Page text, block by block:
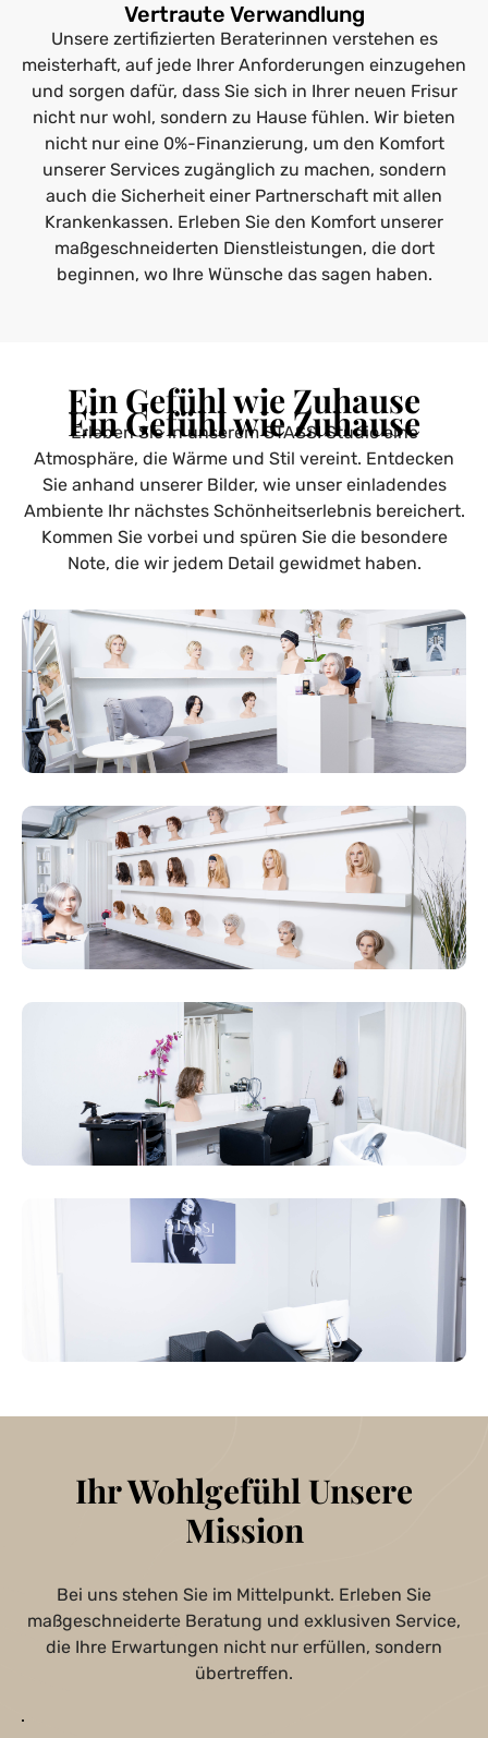
Vertraute Verwandlung
Unsere zertifizierten Beraterinnen verstehen es
meisterhaft, auf jede Ihrer Anforderungen einzugehen
und sorgen dafür, dass Sie sich in Ihrer neuen Frisur
nicht nur wohl, sondern zu Hause fühlen. Wir bieten
nicht nur eine 0%-Finanzierung, um den Komfort
unserer Services zugänglich zu machen, sondern
auch die Sicherheit einer Partnerschaft mit allen
Krankenkassen. Erleben Sie den Komfort unserer
maßgeschneiderten Dienstleistungen, die dort
beginnen, wo Ihre Wünsche das sagen haben.
Ein Gefühl wie Zuhause
Ein Gefühl wie Zuhause
Erleben Sie in unserem STASSI Studio eine
Atmosphäre, die Wärme und Stil vereint. Entdecken
Sie anhand unserer Bilder, wie unser einladendes
Ambiente Ihr nächstes Schönheitserlebnis bereichert.
Kommen Sie vorbei und spüren Sie die besondere
Note, die wir jedem Detail gewidmet haben.
Ihr Wohlgefühl Unsere
Mission
Bei uns stehen Sie im Mittelpunkt. Erleben Sie
maßgeschneiderte Beratung und exklusiven Service,
die Ihre Erwartungen nicht nur erfüllen, sondern
übertreffen.